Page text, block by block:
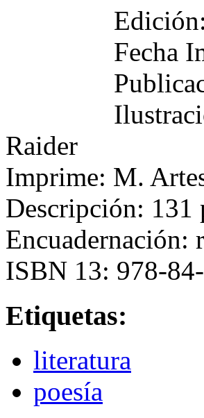
Fecha
Raider
Imprime: M.
Descripción:
Encuadernación:
ISBN 13: 978-
Etiquetas:
literatura
poesía